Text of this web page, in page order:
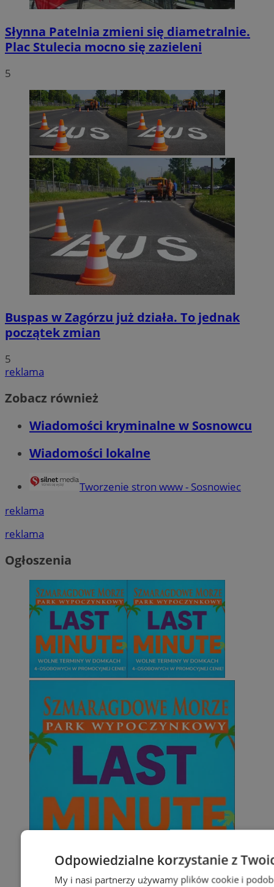
Słynna Patelnia zmieni się diametralnie.
Plac Stulecia mocno się zazieleni
5
Buspas w Zagórzu już działa. To jednak
początek zmian
5
reklama
Zobacz również
Wiadomości kryminalne w Sosnowcu
Wiadomości lokalne
Tworzenie stron www - Sosnowiec
reklama
reklama
Ogłoszenia
Odpowiedzialne korzystanie z
My i nasi partnerzy używamy plików cookie i